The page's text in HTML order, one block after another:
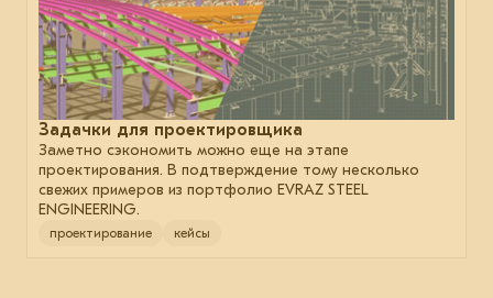
Задачки для проектировщика
Заметно сэкономить можно еще на этапе
проектирования. В подтверждение тому несколько
свежих примеров из портфолио EVRAZ STEEL
ENGINEERING.
проектирование кейсы